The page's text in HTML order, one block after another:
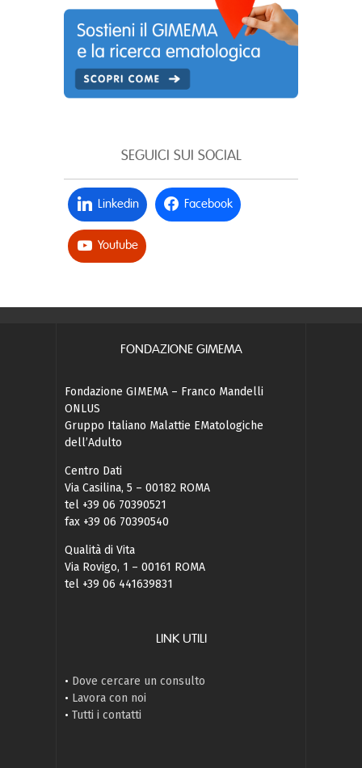
SEGUICI SUI SOCIAL
Linkedin Facebook
Youtube
FONDAZIONE GIMEMA
Fondazione GIMEMA – Franco Mandelli
ONLUS
Gruppo Italiano Malattie EMatologiche
dell’Adulto
Centro Dati
Via Casilina, 5 – 00182 ROMA
tel +39 06 70390521
fax +39 06 70390540
Qualità di Vita
Via Rovigo, 1 – 00161 ROMA
tel +39 06 441639831
LINK UTILI
• Dove cercare un consulto
• Lavora con noi
• Tutti i contatti